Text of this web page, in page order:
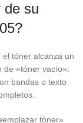
de su
tóner alcanza un
de «tóner vacío»:
bandas o texto
tóner»